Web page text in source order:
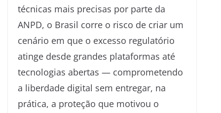
técnicas mais precisas por parte da
ANPD, o Brasil corre o risco de criar um
cenário em que o excesso regulatório
atinge desde grandes plataformas até
tecnologias abertas — comprometendo
a liberdade digital sem entregar, na
prática, a proteção que motivou o